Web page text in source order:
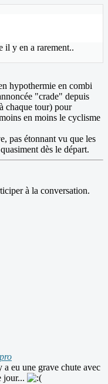
il y en a rarement..
hypothermie en combi
"crade" depuis
chaque tour) pour
en moins le cyclisme
pas étonnant vu que les
dès le départ.
à la conversation.
eu une grave chute avec
jour...